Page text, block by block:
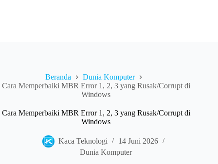
Beranda
Dunia Komputer
Cara Memperbaiki MBR Error 1, 2, 3 yang Rusak/Corrupt di
Windows
Cara Memperbaiki MBR Error 1, 2, 3 yang Rusak/Corrupt di
Windows
Kaca Teknologi
14 Juni 2026
Dunia Komputer